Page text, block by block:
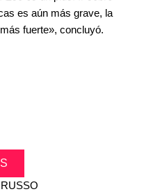
es aún más grave, la
fuerte», concluyó.